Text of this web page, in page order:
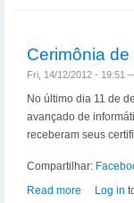
Cerimônia
Fri, 14/12/2012 - 19:51
No último dia 11 de
avançado de
receberam seus
Compartilhar:
Read more about
Log in